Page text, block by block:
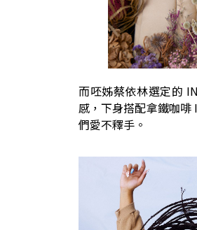
而呸姊蔡依林選定的
感，下身搭配拿鐵咖
們愛不釋手。